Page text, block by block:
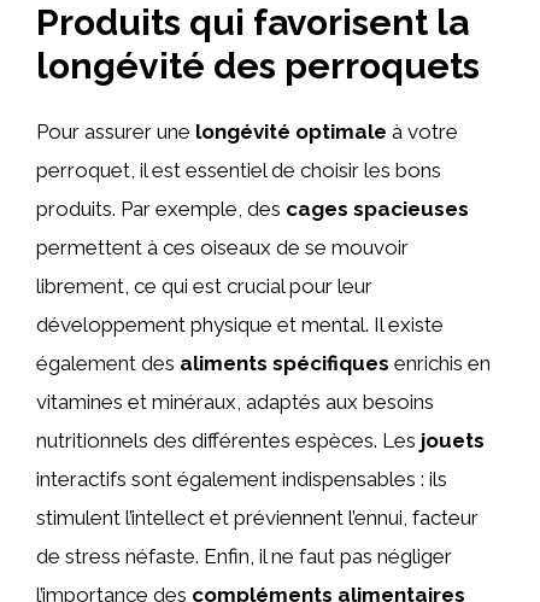
Produits qui favorisent la
longévité des perroquets
Pour assurer une longévité optimale à votre
perroquet, il est essentiel de choisir les bons
produits. Par exemple, des cages spacieuses
permettent à ces oiseaux de se mouvoir
librement, ce qui est crucial pour leur
développement physique et mental. Il existe
également des aliments spécifiques enrichis en
vitamines et minéraux, adaptés aux besoins
nutritionnels des différentes espèces. Les jouets
interactifs sont également indispensables : ils
stimulent l’intellect et préviennent l’ennui, facteur
de stress néfaste. Enfin, il ne faut pas négliger
l’importance des compléments alimentaires